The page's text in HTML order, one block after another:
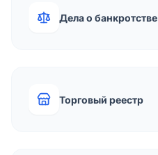
Дела о банкротстве
Торговый реестр